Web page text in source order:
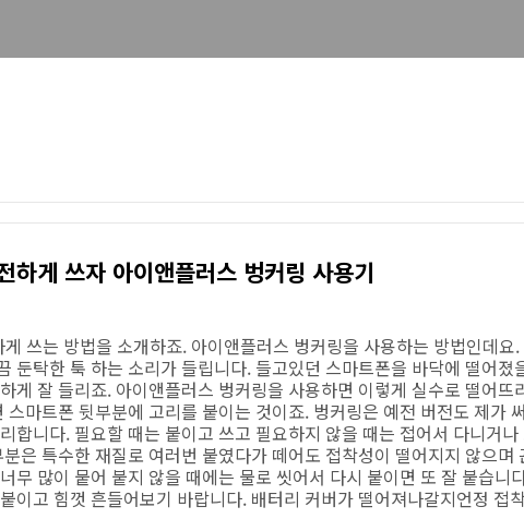
하게 쓰자 아이앤플러스 벙커링 사용기
쓰는 방법을 소개하죠. 아이앤플러스 벙커링을 사용하는 방법인데요
둔탁한 툭 하는 소리가 들립니다. 들고있던 스마트폰을 바닥에 떨어졌
게 잘 들리죠. 아이앤플러스 벙커링을 사용하면 이렇게 실수로 떨어뜨
스마트폰 뒷부분에 고리를 붙이는 것이죠. 벙커링은 예전 버전도 제가
합니다. 필요할 때는 붙이고 쓰고 필요하지 않을 때는 접어서 다니거
은 특수한 재질로 여러번 붙였다가 떼어도 접착성이 떨어지지 않으며
무 많이 뭍어 붙지 않을 때에는 물로 씻어서 다시 붙이면 또 잘 붙습니
이고 힘껏 흔들어보기 바랍니다. 배터리 커버가 떨어져나갈지언정 접